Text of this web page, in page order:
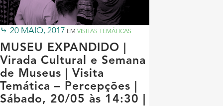
20 MAIO, 2017 EM VISITAS TEMÁTICAS
MUSEU EXPANDIDO |
Virada Cultural e Semana
de Museus | Visita
Temática – Percepções |
Sábado, 20/05 às 14:30 |